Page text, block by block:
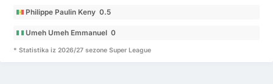
Philippe Paulin Keny 0.5
Umeh Umeh Emmanuel 0
* Statistika iz 2026/27 sezone Super League